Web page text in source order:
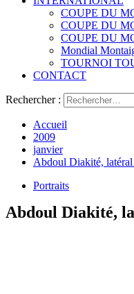
COUPE DU
COUPE DU
COUPE DU
Mondial
TOURNOI
CONTACT
Rechercher :
Accueil
2009
janvier
Abdoul Diakité,
Portraits
Abdoul Diakité,